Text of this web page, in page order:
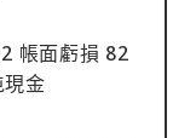
帳面虧損 82
金